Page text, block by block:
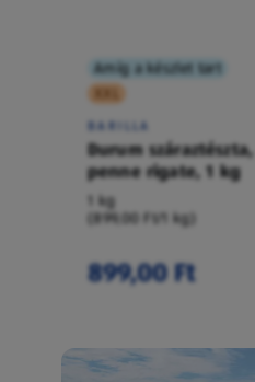
Amíg a készlet tart
XXL
BARILLA
Durum száraztészta,
penne rigate, 1 kg
1 kg
(899,00 Ft/1 kg)
899,00 Ft